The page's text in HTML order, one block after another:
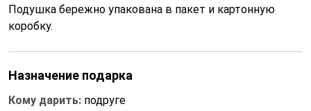
Подушка бережно упакована в пакет и картонную
коробку.
Назначение подарка
Кому дарить: подруге